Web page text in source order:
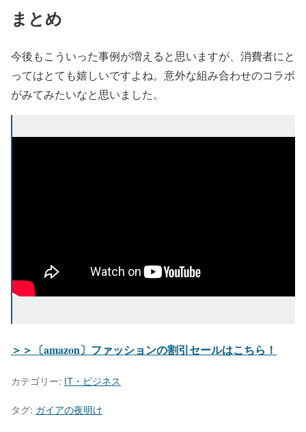
まとめ
今後もこういった事例が増えると思いますが、消費者にと
ってはとても嬉しいですよね。意外な組み合わせのコラボ
がみてみたいなと思いました。
＞＞〔amazon〕ファッションの割引セールはこちら！
カテゴリー: IT・ビジネス
タグ: ガイアの夜明け